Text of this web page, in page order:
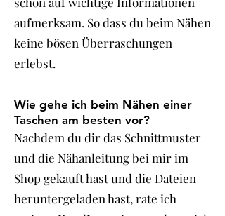
aufmerksam. So dass du beim Nähen
keine bösen Überraschungen
erlebst.
Wie gehe ich beim Nähen einer
Taschen am besten vor?
Nachdem du dir das Schnittmuster
und die Nähanleitung bei mir im
Shop gekauft hast und die Dateien
heruntergeladen hast, rate ich